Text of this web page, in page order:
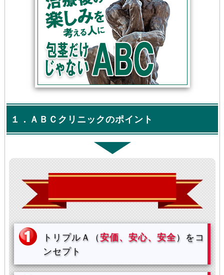
１．ＡＢＣクリニックのポイント
トリプルＡ（安価、安心、安全）をコ
ンセプト